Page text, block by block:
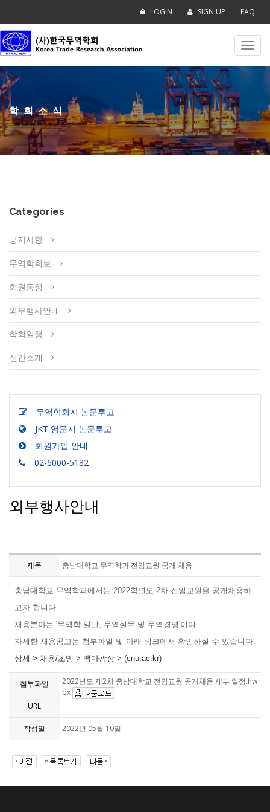
LOGIN SIGN UP FAQ
학회소식
Categories
공지사항
무역학회보
회원동정
외부행사안내
학회일정
신간소개
무역학회지 논문투고
JKT 영문지 논문투고
회원가입 안내
02-6000-5182
외부행사안내
제목 충남대학교 무역학과 전임교원 공개 채용
충남대학교 무역학과에서는 2022학년도 2차 전임교원을 공개채용하
고자 합니다.
채용분야는 '무역학 일반, 무역실무 및 무역경영'이며
자세한 채용공고는 첨부파일 및 아래 링크에서 확인하실 수 있습니다.
상세 > 채용/초빙 > 백마광장 > (cnu.ac.kr)
첨부파일
2022년도 제2차 충남대학교 전임교원 공개채용 세부 일정.hw
px
URL
작성일 2022년 05월 10일